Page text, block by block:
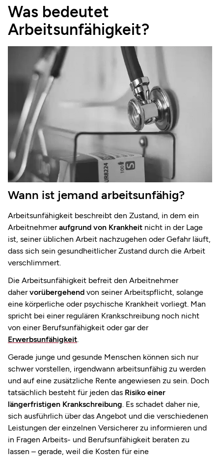
Was bedeutet
Arbeitsunfähigkeit?
Wann ist jemand arbeitsunfähig?
Arbeitsunfähigkeit beschreibt den Zustand, in dem ein
Arbeitnehmeraufgrund von Krankheit nicht in der Lage
ist, seiner üblichen Arbeit nachzugehen oder Gefahr läuft,
dass sich sein gesundheitlicher Zustand durch die Arbeit
verschlimmert.
Die Arbeitsunfähigkeit befreit den Arbeitnehmer
dahervorübergehend von seiner Arbeitspflicht, solange
eine körperliche oder psychische Krankheit vorliegt. Man
spricht bei einer regulären Krankschreibung noch nicht
von einer Berufsunfähigkeit oder gar der
Erwerbsunfähigkeit.
Gerade junge und gesunde Menschen können sich nur
schwer vorstellen, irgendwann arbeitsunfähig zu werden
und auf eine zusätzliche Rente angewiesen zu sein. Doch
tatsächlich besteht für jeden das Risiko einer
längerfristigen Krankschreibung. Es schadet daher nie,
sich ausführlich über das Angebot und die verschiedenen
Leistungen der einzelnen Versicherer zu informieren und
in Fragen Arbeits- und Berufsunfähigkeit beraten zu
lassen – gerade, weil die Kosten für eine